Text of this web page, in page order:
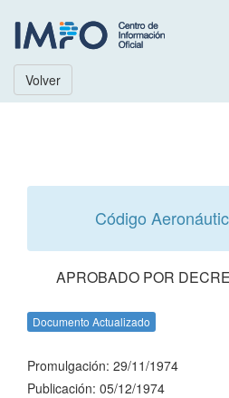
Volver
Código
APROBADO POR
Documento Actualizado
Promulgación: 29/11/1974
Publicación: 05/12/1974